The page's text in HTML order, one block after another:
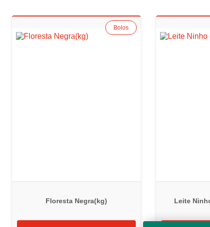
Floresta Negra(kg)
Bolos
Leite